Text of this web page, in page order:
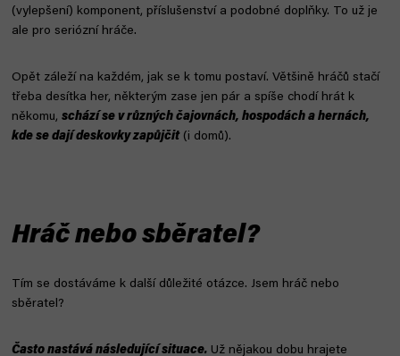
(vylepšení) komponent, příslušenství a podobné doplňky. To už je
ale pro seriózní hráče.
Opět záleží na každém, jak se k tomu postaví. Většině hráčů stačí
třeba desítka her, některým zase jen pár a spíše chodí hrát k
někomu, schází se v různých čajovnách, hospodách a hernách,
kde se dají deskovky zapůjčit(i domů).
Hráč nebo sběratel?
Tím se dostáváme k další důležité otázce. Jsem hráč nebo
sběratel?
Často nastává následující situace. Už nějakou dobu hrajete